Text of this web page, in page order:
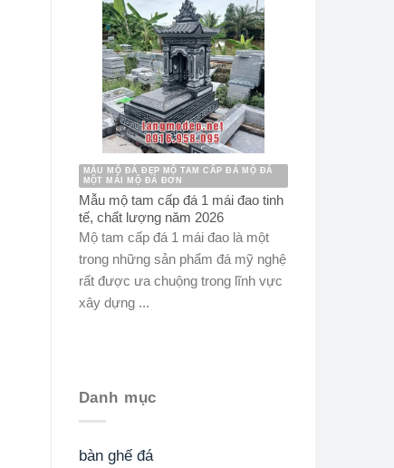
MẪU MỘ ĐÁ ĐẸP MỘ TAM CẤP ĐÁ MỘ ĐÁ
MỘT MÁI MỘ ĐÁ ĐƠN
Mẫu mộ tam cấp đá 1 mái đao tinh
tế, chất lượng năm 2026
Mộ tam cấp đá 1 mái đao là một
trong những sản phẩm đá mỹ nghệ
rất được ưa chuộng trong lĩnh vực
xây dựng ...
Danh mục
bàn ghế đá